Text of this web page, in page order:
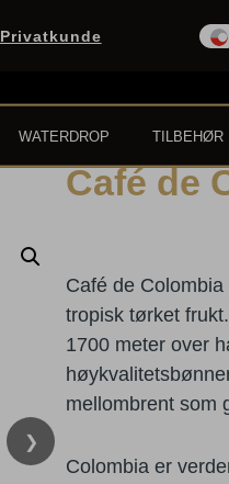
Privatkunde
WATERDROP TILBEHØR
❯
Café de
Café de
tropisk tørket
1700 meter over
mellombrent som
Colombia er